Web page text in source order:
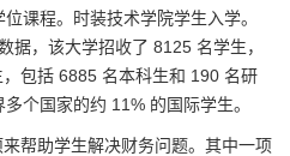
课程。时装技术学院学生入学。
据，该大学招收了 8125 名学生，
包括 6885 名本科生和 190 名研
个国家的约 11% 的国际学生。
帮助学生解决财务问题。其中一项